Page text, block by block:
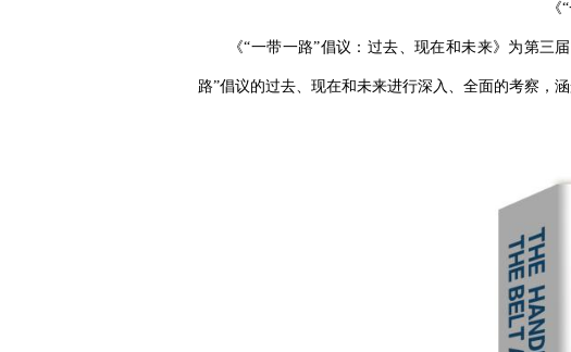
《“一带一路”倡议：过去、现在和未来》为第
路”倡议的过去、现在和未来进行深入、全面的考察，